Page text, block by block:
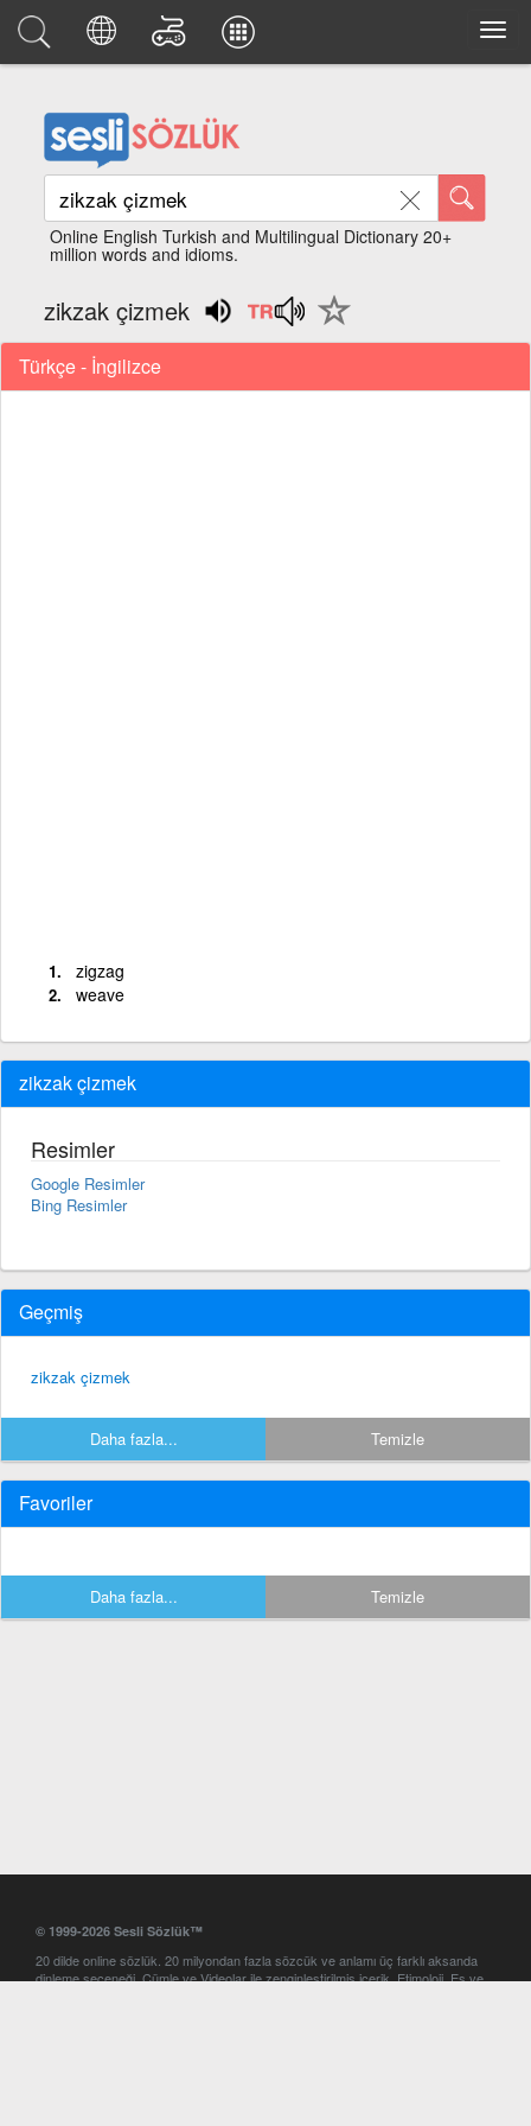
Online English Turkish and Multilingual Dictionary 20+
million words and idioms.
zikzak çizmek
Türkçe - İngilizce
zigzag
weave
zikzak çizmek
Resimler
Google Resimler
Bing Resimler
Geçmiş
zikzak çizmek
Daha fazla... Temizle
Favoriler
Daha fazla... Temizle
© 1999-2026 Sesli Sözlük™
20 dilde online sözlük. 20 milyondan fazla sözcük ve anlamı üç farklı aksanda
dinleme seçeneği. Cümle ve Videolar ile zenginleştirilmiş içerik. Etimoloji, Eş ve